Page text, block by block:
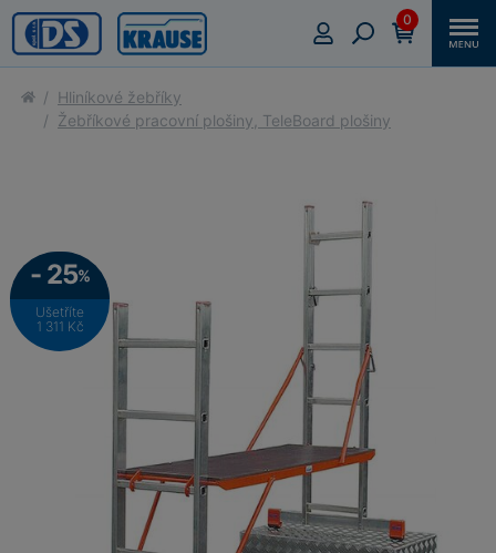
0
Hliníkové žebříky
Žebříkové pracovní plošiny, TeleBoard plošiny
- 25%
Ušetříte
1 311 Kč